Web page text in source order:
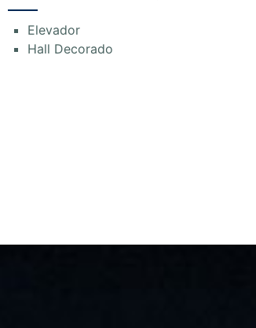
Elevador
Hall Decorado